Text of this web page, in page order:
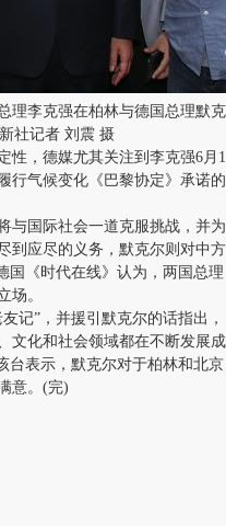
理李克强在柏林与德国总理默克
社记者 刘震 摄
，德媒尤其关注到李克强6月1
行气候变化《巴黎协定》承诺的
国际社会一道克服挑战，并为
到应尽的义务，默克尔则对中方
国《时代在线》认为，两国总理
场。
”，并援引默克尔的话指出，
文化和社会领域都在不断发展成
台表示，默克尔对于柏林和北京
意。(完)